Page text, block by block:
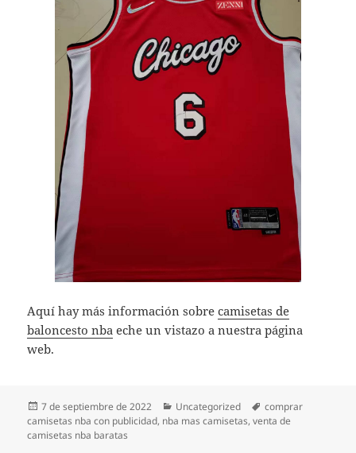
Aquí hay más información sobrecamisetas de
baloncesto nba eche un vistazo a nuestra página
web.
Publicado
el
7 de septiembre de 2022 Categorías
Uncategorized Etiquetas
comprar
camisetas nba con publicidad, nba mas camisetas,venta de
camisetas nba baratas